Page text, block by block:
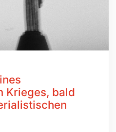
Krieges, bald